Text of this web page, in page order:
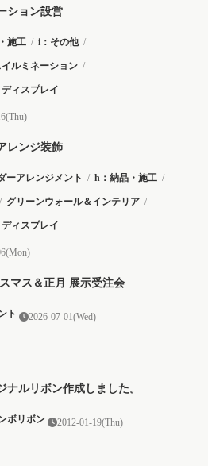
ション設営
施工 / i：その他 /
ルミネーション /
ィスプレイ
レンジ装飾
ーアレンジメント / h：納品・施工 /
/ グリーンウォール＆インテリア /
ィスプレイ
マス＆正月 展示受注会
ト 2026-07-01(Wed)
ナルリボン作成しました。
2012-01-19(Thu)
ボリボン